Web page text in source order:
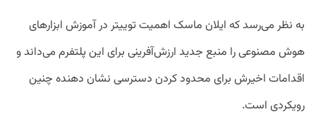
به نظر می‌رسد که ایلان ماسک اهمیت توییتر در آموزش ابزارهای
هوش مصنوعی را منبع جدید ارزش‌آفرینی برای این پلتفرم می‌داند و
اقدامات اخیرش برای محدود کردن دسترسی نشان دهنده چنین
رویکردی است.